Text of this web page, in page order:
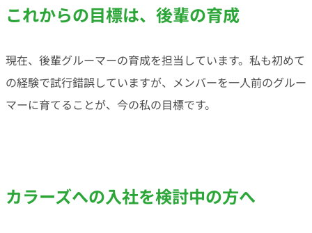
これからの目標は、後輩の育成
現在、後輩グルーマーの育成を担当しています。私も初めて
の経験で試行錯誤していますが、メンバーを一人前のグルー
マーに育てることが、今の私の目標です。
カラーズへの入社を検討中の方へ